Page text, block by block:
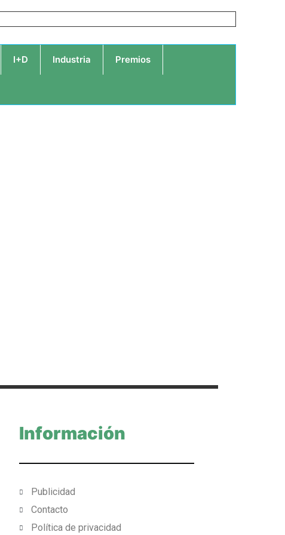
I+D Industria Premios
Información
Publicidad
Contacto
Política de privacidad